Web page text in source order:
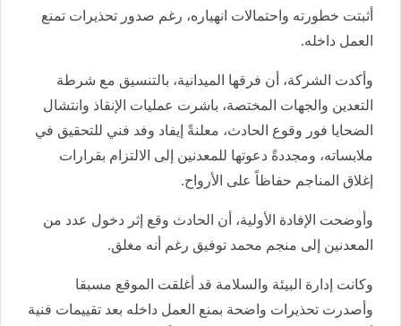
أثبتت خطورته واحتمالات انهياره، رغم صدور تحذيرات تمنع
العمل داخله.
وأكدت الشركة، أن فرقها الميدانية، بالتنسيق مع شرطة
التعدين والجهات المختصة، باشرت عمليات الإنقاذ وانتشال
الضحايا فور وقوع الحادث، معلنةً إيفاد وفد فني للتحقيق في
ملابساته، ومجددةً دعوتها للمعدنين إلى الالتزام بقرارات
إغلاق المناجم حفاظاً على الأرواح.
وأوضحت الإفادة الأولية، أن الحادث وقع إثر دخول عدد من
المعدنين إلى منجم محمد توفيق رغم أنه مغلق.
وكانت إدارة البيئة والسلامة قد أغلقت الموقع مسبقا
وأصدرت تحذيرات واضحة بمنع العمل داخله بعد تقييمات فنية